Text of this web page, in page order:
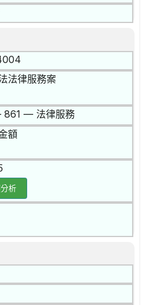
法律服務案
861 — 法律服務
額
析